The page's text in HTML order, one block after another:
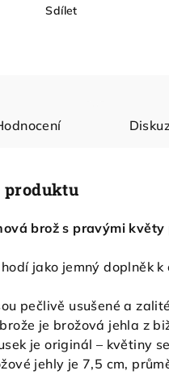
Sdílet
produktu
brož s pravými
hodí jako jemný doplněk
pečlivě usušené a
je brožová jehla z
je originál – květiny
jehly je 7,5 cm,